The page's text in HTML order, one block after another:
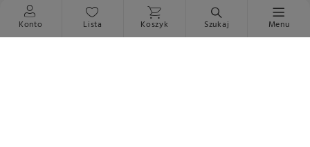
Konto Lista Koszyk Szukaj Menu